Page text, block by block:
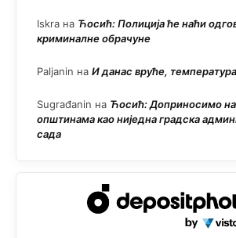
Iskra на Ћосић: Полиција ће наћи
криминалне обрачуне
Paljanin на И данас вруће,
Sugrađanin на Ћосић: Доприносимо
општинама као ниједна градска
сада